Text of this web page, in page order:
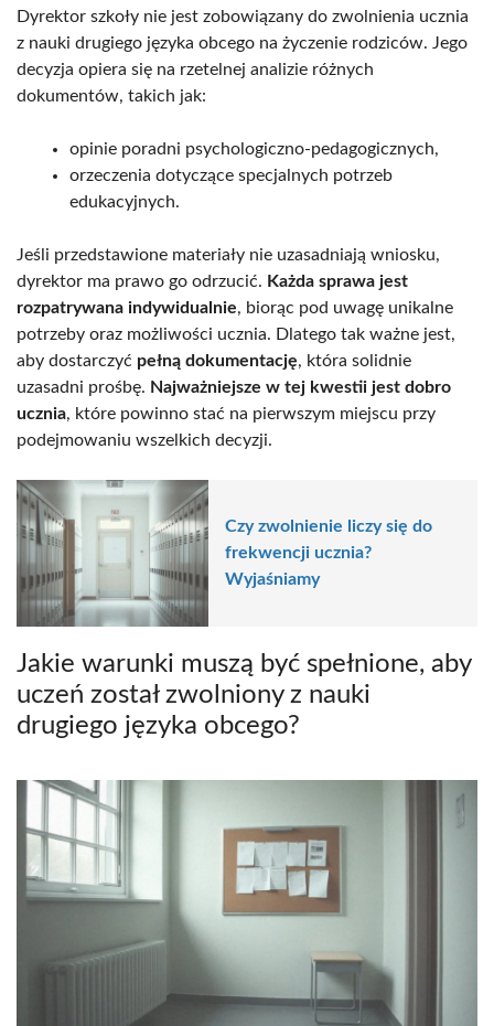
Dyrektor szkoły nie jest zobowiązany do zwolnienia ucznia
z nauki drugiego języka obcego na życzenie rodziców. Jego
decyzja opiera się na rzetelnej analizie różnych
dokumentów, takich jak:
opinie poradni psychologiczno-pedagogicznych,
orzeczenia dotyczące specjalnych potrzeb
edukacyjnych.
Jeśli przedstawione materiały nie uzasadniają wniosku,
dyrektor ma prawo go odrzucić. Każda sprawa jest
rozpatrywana indywidualnie, biorąc pod uwagę unikalne
potrzeby oraz możliwości ucznia. Dlatego tak ważne jest,
aby dostarczyć pełną dokumentację, która solidnie
uzasadni prośbę. Najważniejsze w tej kwestii jest dobro
ucznia, które powinno stać na pierwszym miejscu przy
podejmowaniu wszelkich decyzji.
Czy zwolnienie liczy się do
frekwencji ucznia?
Wyjaśniamy
Jakie warunki muszą być spełnione, aby
uczeń został zwolniony z nauki
drugiego języka obcego?